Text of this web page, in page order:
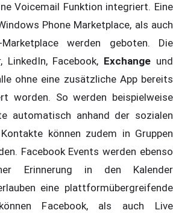
Voicemail Funktion integriert. Eine
Phone Marketplace, als auch
werden geboten. Die
Facebook, Exchange und
ohne eine zusätzliche App bereits
worden. So werden beispielweise
automatisch anhand der sozialen
können zudem in Gruppen
Facebook Events werden ebenso
Erinnerung in den Kalender
eine plattformübergreifende
Facebook, als auch Live